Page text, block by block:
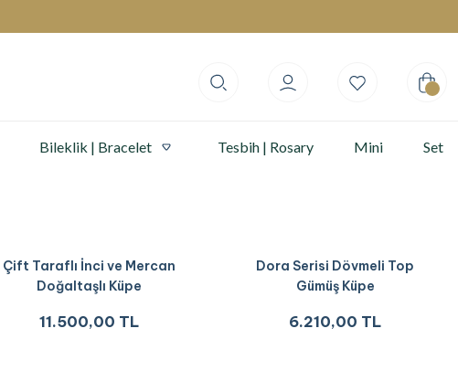
Bileklik | Bracelet Tesbih | Rosary Mini Set
Çift Taraflı İnci ve Mercan
Doğaltaşlı Küpe
11.500,00 TL
Dora Serisi Dövmeli Top
Gümüş Küpe
6.210,00 TL